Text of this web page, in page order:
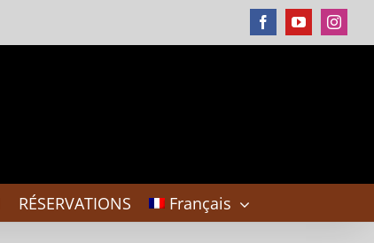
FacebookYouTube
RÉSERVATIONS Français